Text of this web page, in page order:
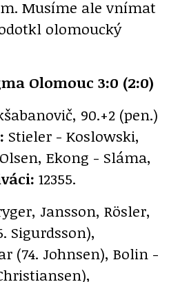
Musíme ale vnímat
olomoucký
Olomouc 3:0 (2:0)
90.+2 (pen.)
Stieler - Koslowski,
Olsen, Ekong - Sláma,
12355.
Jansson, Rösler,
Sigurdsson),
(74. Johnsen), Bolin -